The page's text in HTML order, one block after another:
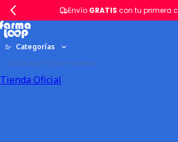
Envío GRATIS con tu primera
Categorías
Tienda Oficial